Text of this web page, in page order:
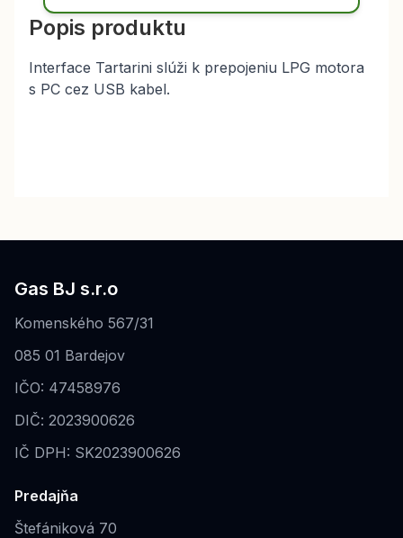
Popis produktu
Interface Tartarini slúži k prepojeniu LPG motora
s PC cez USB kabel.
Gas BJ s.r.o
Komenského 567/31
085 01 Bardejov
IČO: 47458976
DIČ: 2023900626
IČ DPH: SK2023900626
Predajňa
Štefániková 70